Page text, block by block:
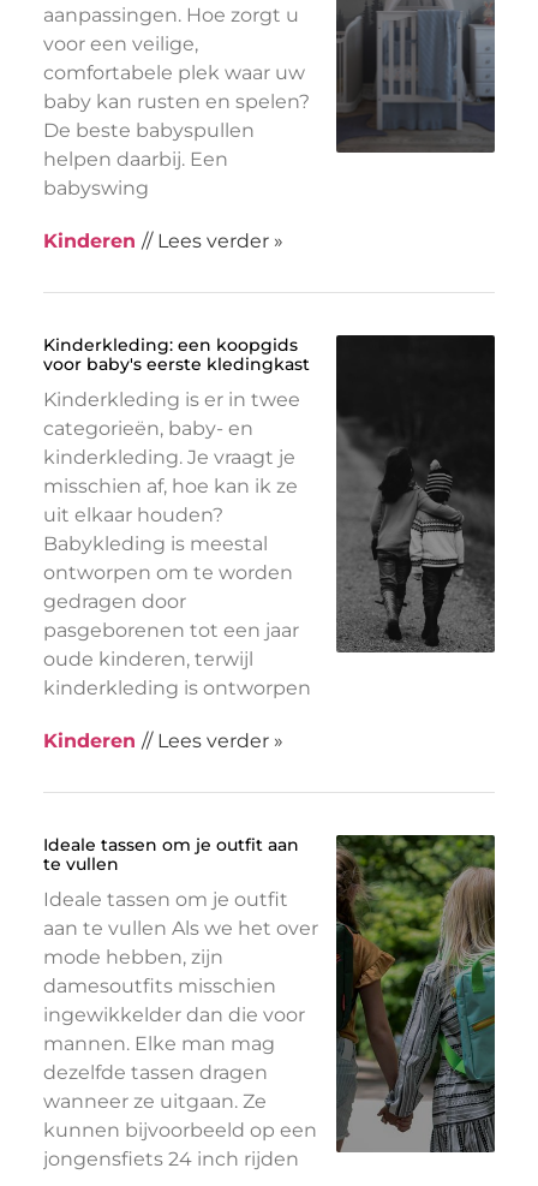
aanpassingen. Hoe zorgt u
voor een veilige,
comfortabele plek waar uw
baby kan rusten en spelen?
De beste babyspullen
helpen daarbij. Een
babyswing
Kinderen // Lees verder »
Kinderkleding: een koopgids
voor baby's eerste kledingkast
Kinderkleding is er in twee
categorieën, baby- en
kinderkleding. Je vraagt ​​je
misschien af, hoe kan ik ze
uit elkaar houden?
Babykleding is meestal
ontworpen om te worden
gedragen door
pasgeborenen tot een jaar
oude kinderen, terwijl
kinderkleding is ontworpen
Kinderen // Lees verder »
Ideale tassen om je outfit aan
te vullen
Ideale tassen om je outfit
aan te vullen Als we het over
mode hebben, zijn
damesoutfits misschien
ingewikkelder dan die voor
mannen. Elke man mag
dezelfde tassen dragen
wanneer ze uitgaan. Ze
kunnen bijvoorbeeld op een
jongensfiets 24 inch rijden